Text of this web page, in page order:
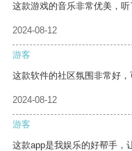
这款游戏的音乐非常优美，听
2024-08-12
游客
这款软件的社区氛围非常好，
2024-08-12
游客
这款app是我娱乐的好帮手，